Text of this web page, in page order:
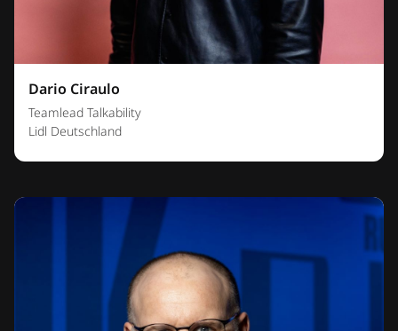
Dario Ciraulo
Teamlead Talkability
Lidl Deutschland